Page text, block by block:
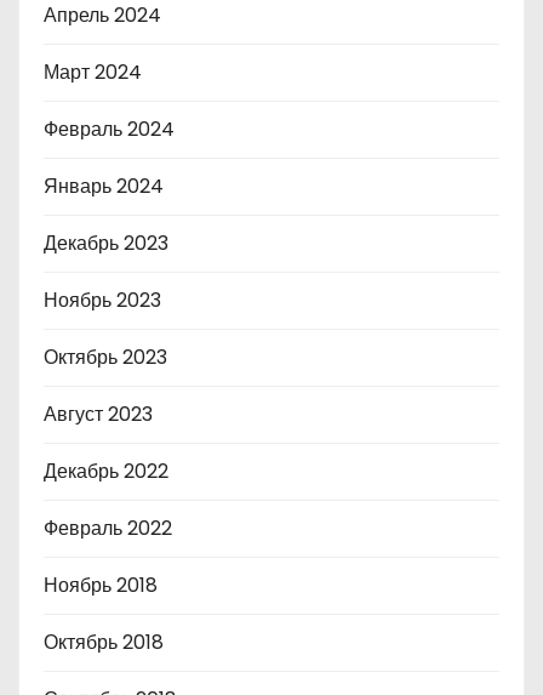
Апрель 2024
Март 2024
Февраль 2024
Январь 2024
Декабрь 2023
Ноябрь 2023
Октябрь 2023
Август 2023
Декабрь 2022
Февраль 2022
Ноябрь 2018
Октябрь 2018